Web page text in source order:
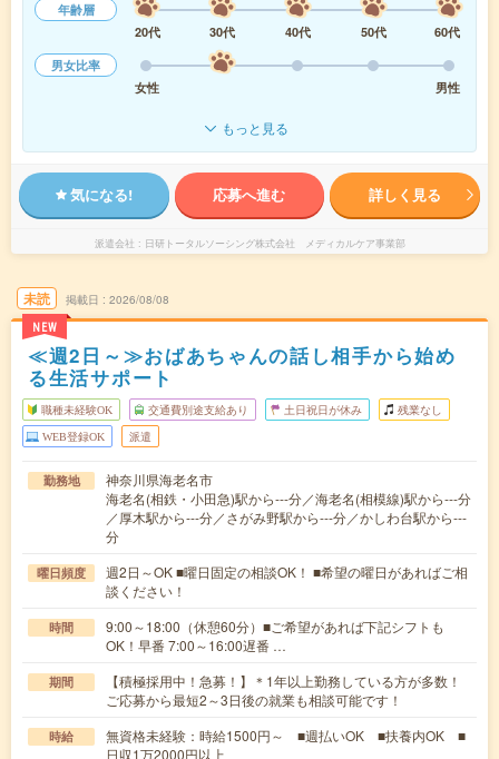
年齢層
20代
30代 40代 50代
60代
男女比率
女性
男性
もっと見る
気になる! 応募へ進む 詳しく見る
派遣会社 日研トータルソーシング株式会社 メディカルケア事業部
未読
NEW
掲載日 2026/08/08
≪週2日～≫おばあちゃんの話し相手から始め
る生活サポート
職種未経験OK 交通費別途支給あり 土日祝日が休み 残業なし
WEB登録OK 派遣
勤務地
神奈川県海老名市
海老名(相鉄・小田急)駅から---分／海老名(相模線)駅から---分
／厚木駅から---分／さがみ野駅から---分／かしわ台駅から---
分
曜日頻度
週2日～OK ■曜日固定の相談OK！ ■希望の曜日があればご相
談ください！
時間
9:00～18:00（休憩60分）■ご希望があれば下記シフトも
OK！早番 7:00～16:00遅番 …
期間
【積極採用中！急募！】＊1年以上勤務している方が多数！
ご応募から最短2～3日後の就業も相談可能です！
時給
無資格未経験：時給1500円～ ■週払いOK ■扶養内OK ■
日収1万2000円以上